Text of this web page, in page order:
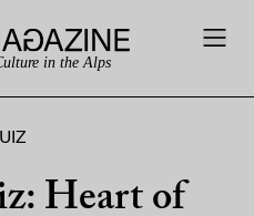
in the Alps
Heart of